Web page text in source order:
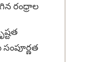
రంధ్రాల